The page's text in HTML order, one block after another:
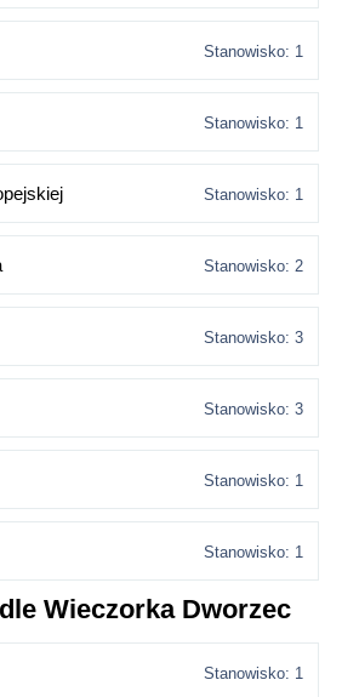
Stanowisko: 1
Stanowisko: 1
Stanowisko: 1
Stanowisko: 2
Stanowisko: 3
Stanowisko: 3
Stanowisko: 1
Stanowisko: 1
Wieczorka Dworzec
Stanowisko: 1